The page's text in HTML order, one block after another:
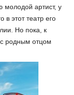
молодой артист, у
этот театр его
Но пока, к
родным отцом